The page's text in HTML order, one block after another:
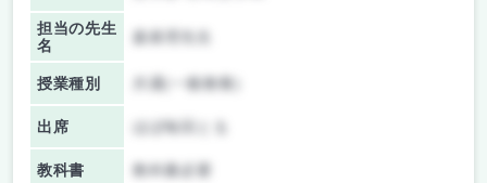
担当の先生
名
森眞理先生
授業種別 共通(一般教養)
出席 ほぼ毎回とる
教科書 教科書必要